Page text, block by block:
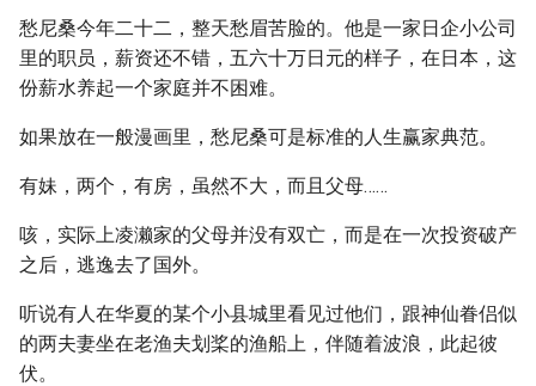
愁尼桑今年二十二，整天愁眉苦脸的。他是一家日企小公司
里的职员，薪资还不错，五六十万日元的样子，在日本，这
份薪水养起一个家庭并不困难。
如果放在一般漫画里，愁尼桑可是标准的人生赢家典范。
有妹，两个，有房，虽然不大，而且父母……
咳，实际上凌濑家的父母并没有双亡，而是在一次投资破产
之后，逃逸去了国外。
听说有人在华夏的某个小县城里看见过他们，跟神仙眷侣似
的两夫妻坐在老渔夫划桨的渔船上，伴随着波浪，此起彼
伏。